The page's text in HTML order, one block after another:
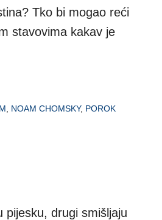
Tko bi mogao reći
stavovima kakav je
NOAM CHOMSKY, POROK
pijesku, drugi smišljaju